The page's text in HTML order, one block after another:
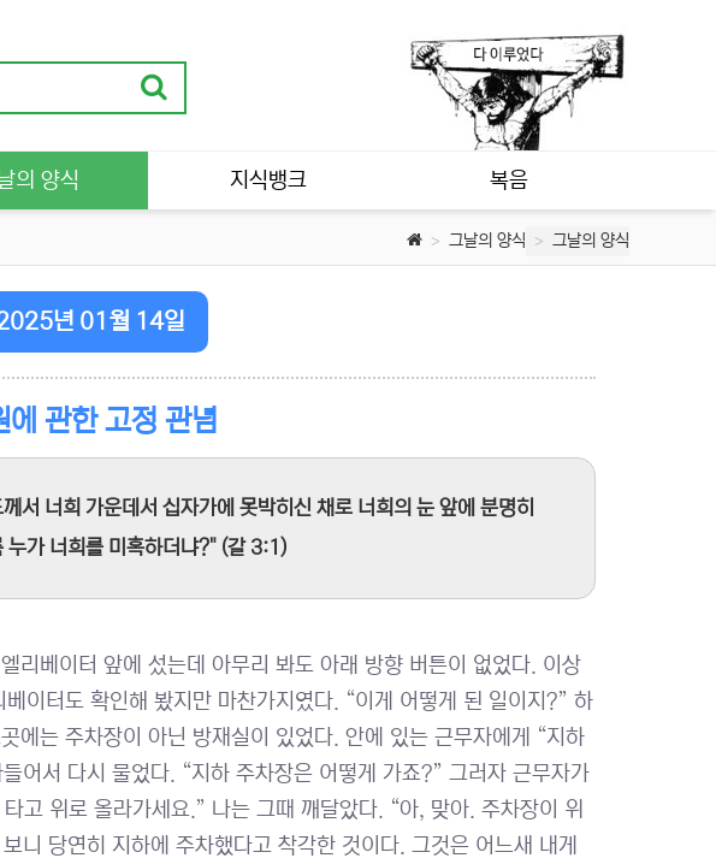
의 양식 지식뱅크 복음
그날의 양식 그날의 양식
년 01월 14일
에 관한 고정 관념
서 너희 가운데서 십자가에 못박히신 채로 너희의 눈 앞에 분명히
누가 너희를 미혹하더냐?" (갈 3:1)
리베이터 앞에 섰는데 아무리 봐도 아래 방향 버튼이 없었다. 이상
이터도 확인해 봤지만 마찬가지였다. “이게 어떻게 된 일이지?” 하
에는 주차장이 아닌 방재실이 있었다. 안에 있는 근무자에게 “지하
어서 다시 물었다. “지하 주차장은 어떻게 가죠?” 그러자 근무자가
고 위로 올라가세요.” 나는 그때 깨달았다. “아, 맞아. 주차장이 위
니 당연히 지하에 주차했다고 착각한 것이다. 그것은 어느새 내게